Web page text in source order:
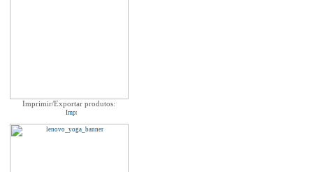
Imprimir/Exportar produtos: